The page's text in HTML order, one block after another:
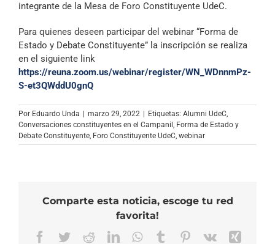
integrante de la Mesa de Foro Constituyente UdeC.
Para quienes deseen participar del webinar “Forma de
Estado y Debate Constituyente” la inscripción se realiza
en el siguiente link
https://reuna.zoom.us/webinar/register/WN_WDnnmPz-
S-et3QWddU0gnQ
Por Eduardo Unda marzo 29, 2022 Etiquetas: Alumni UdeC,
Conversaciones constituyentes en el Campanil , Forma de Estado y
Debate Constituyente, Foro Constituyente UdeC, webinar
Comparte esta noticia, escoge tu red
favorita!
Facebook
TwitterRedditLinkedInWhatsApp
TumblrPinterest
Vk